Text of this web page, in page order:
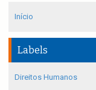
Início
Labels
Direitos Humanos